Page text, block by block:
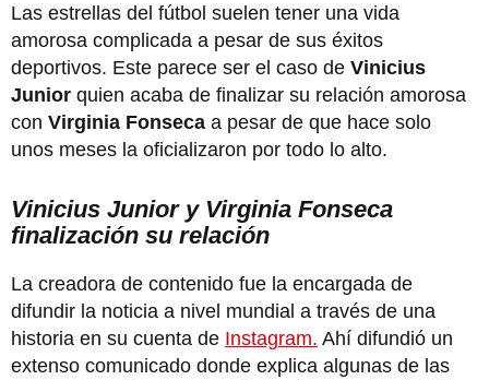
Las estrellas del fútbol suelen tener una vida
amorosa complicada a pesar de sus éxitos
deportivos. Este parece ser el caso de Vinicius
Junior quien acaba de finalizar su relación amorosa
con Virginia Fonseca a pesar de que hace solo
unos meses la oficializaron por todo lo alto.
Vinicius Junior y Virginia Fonseca
finalización su relación
La creadora de contenido fue la encargada de
difundir la noticia a nivel mundial a través de una
historia en su cuenta de Instagram. Ahí difundió un
extenso comunicado donde explica algunas de las